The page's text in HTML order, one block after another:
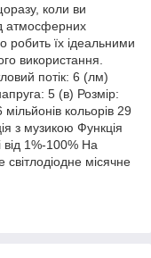
коли ви
атмосферних
робить їх ідеальними
використання.
потік: 6 (лм)
5 (в) Розмір:
кольорів 29
з музикою Функція
від 1%-100% На
місячне